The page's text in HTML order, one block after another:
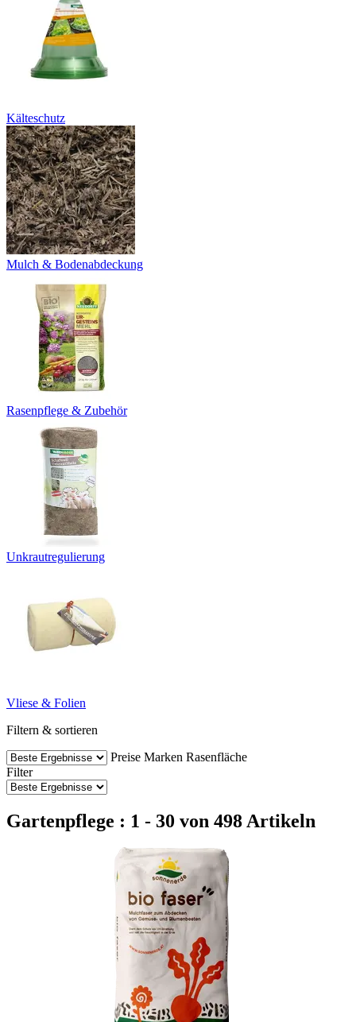
Kälteschutz
Mulch & Bodenabdeckung
Rasenpflege & Zubehör
Unkrautregulierung
Vliese & Folien
Filtern & sortieren
Preise Marken Rasenfläche
Filter
Gartenpflege : 1 - 30 von 498 Artikeln